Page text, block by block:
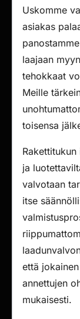
Uskomme
asiakas
laajaan
tehokkaat
Meille
toisensa
ja
valvotaan
itse
että
annettujen
mukaisesti.